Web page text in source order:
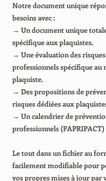
Notre document unique
besoins avec :
→ Un document unique
spécifique aux plaquistes.
→ Une évaluation des risques
professionnels spécifique au
plaquiste.
→ Des propositions de
risques dédiées aux
→ Un calendrier de
professionnels (PAPRIPACT)
Le tout dans un fichier au
facilement modifiable pour
vos propres mises à jour par